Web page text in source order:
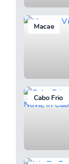
Macae
Cabo Frio